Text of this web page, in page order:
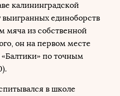
калининградской
единоборств
мяча из собственной
он на первом месте
по точным
в школе